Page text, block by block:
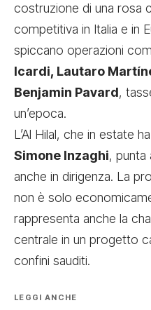
costruzione di una rosa
competitiva in Italia e in
spiccano operazioni
Icardi, Lautaro
Benjamin Pavard,
un’epoca.
L’Al Hilal, che in estate
Simone Inzaghi, punta
anche in dirigenza. La
non è solo
rappresenta anche la
centrale in un progetto
confini sauditi.
LEGGI ANCHE